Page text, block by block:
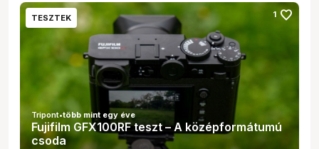
TESZTEK 1 favorite
Fujifilm GFX100RF teszt – A középformátumú
csoda
Tripont•több mint egy éve